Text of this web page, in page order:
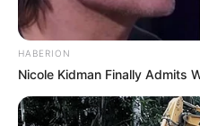
HABERION
Nicole Kidman Finally Admits